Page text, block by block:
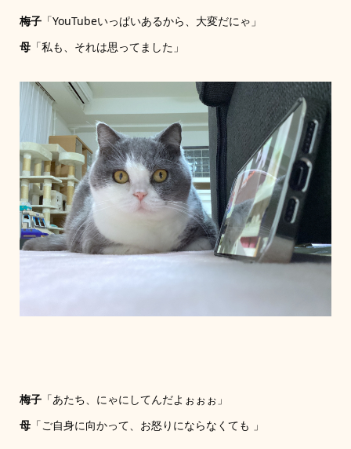
梅子「YouTubeいっぱいあるから、大変だにゃ」
母「私も、それは思ってました」
梅子「あたち、にゃにしてんだよぉぉぉ」
母「ご自身に向かって、お怒りにならなくても 」